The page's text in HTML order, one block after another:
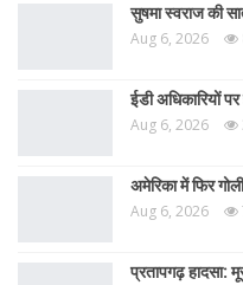
सुषमा स्वराज की
Aug 6, 2026
ईडी अधिकारियों
Aug 6, 2026
अमेरिका में फिर
Aug 6, 2026
प्रतापगढ़ हादसा: